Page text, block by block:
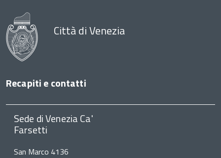
Città di Venezia
Recapiti e contatti
Sede di Venezia Ca'
Farsetti
San Marco 4136